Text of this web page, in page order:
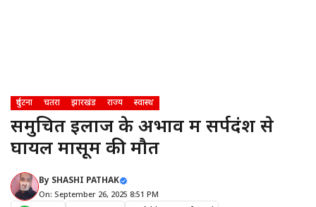
दुर्घटना चतरा झारखंड राज्य स्वास्थ
समुचित इलाज के अभाव में सर्पदंश से
घायल मासूम की मौत
By SHASHI PATHAK
On: September 26, 2025 8:51 PM